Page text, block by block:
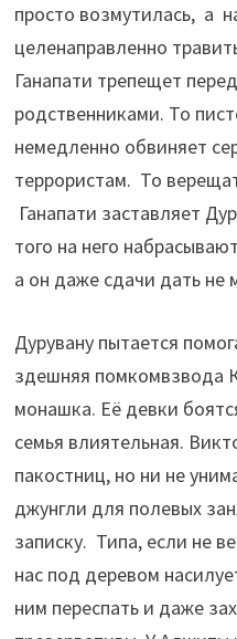
просто возмутилась, а
целенаправленно
Ганапати трепещет
родственниками. То
немедленно обвиняет
террористам. То
Ганапати заставляет
того на него
а он даже сдачи дать
Дурувану пытается
здешняя помкомвзвода
монашка. Её девки
семья влиятельная.
пакостниц, но ни не
джунгли для полевых
записку. Типа, если не
нас под деревом
ним переспать и даже